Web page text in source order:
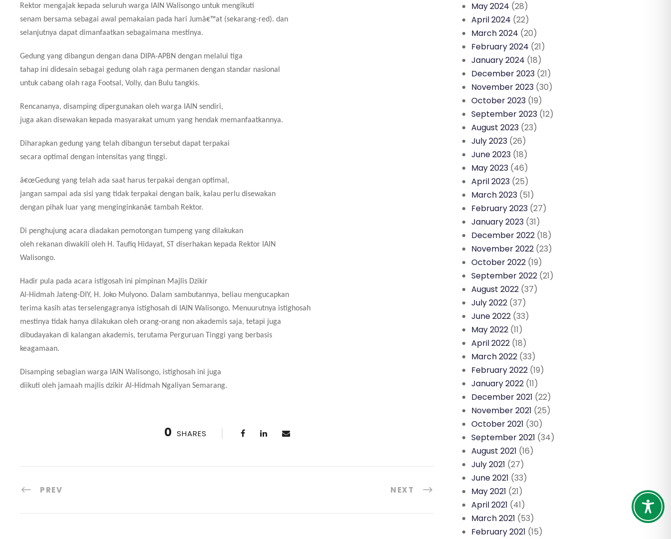
Rektor mengajak kepada seluruh warga IAIN Walisongo untuk mengikuti
senam bersama sebagai awal pemakaian pada hari Jumâ€™at (sekarang-red). dan
selanjutnya dapat dimanfaatkan sebagaimana mestinya.
Gedung yang dibangun dengan dana DIPA-APBN dengan melalui tiga
tahap ini didesain sebagai gedung olah raga permanen dengan standar nasional
untuk cabang olah raga Footsal, Volly, dan Bulu tangkis.
Rencananya, disamping dipergunakan oleh warga IAIN sendiri,
juga akan disewakan kepada masyarakat umum yang hendak memanfaatkannya.
Diharapkan gedung yang telah dibangun tersebut dapat terpakai
secara optimal dengan intensitas yang tinggi.
â€œGedung yang telah ada saat harus terpakai dengan optimal,
jangan sampai ada sisi yang tidak terpakai dengan baik, kalau perlu disewakan
dengan pihak luar yang menginginkanâ€ tambah Rektor.
Di penghujung acara diadakan pemotongan tumpeng yang dilakukan
oleh rekanan diwakili oleh H. Taufiq Hidayat, ST diserhakan kepada Rektor IAIN
Walisongo.
Hadir pula pada acara istigosah ini pimpinan Majlis Dzikir
Al-Hidmah Jateng-DIY, H. Joko Mulyono. Dalam sambutannya, beliau mengucapkan
terima kasih atas terselengagranya istighosah di IAIN Walisongo. Menuurutnya istighosah
mestinya tidak hanya dilakukan oleh orang-orang non akademis saja, tetapi juga
dibudayakan di kalangan akademis, terutama Perguruan Tinggi yang berbasis
keagamaan.
Disamping sebagian warga IAIN Walisongo, istighosah ini juga
diikuti oleh jamaah majlis dzikir Al-Hidmah Ngaliyan Semarang.
0 SHARES
PREV NEXT
May 2024 (28)
April 2024 (22)
March 2024 (20)
February 2024 (21)
January 2024 (18)
December 2023 (21)
November 2023 (30)
October 2023 (19)
September 2023 (12)
August 2023 (23)
July 2023 (26)
June 2023 (18)
May 2023 (46)
April 2023 (25)
March 2023 (51)
February 2023 (27)
January 2023 (31)
December 2022 (18)
November 2022 (23)
October 2022 (19)
September 2022 (21)
August 2022 (37)
July 2022 (37)
June 2022 (33)
May 2022 (11)
April 2022 (18)
March 2022 (33)
February 2022 (19)
January 2022 (11)
December 2021 (22)
November 2021 (25)
October 2021 (30)
September 2021 (34)
August 2021 (16)
July 2021 (27)
June 2021 (33)
May 2021 (21)
April 2021 (41)
March 2021 (53)
February 2021 (15)